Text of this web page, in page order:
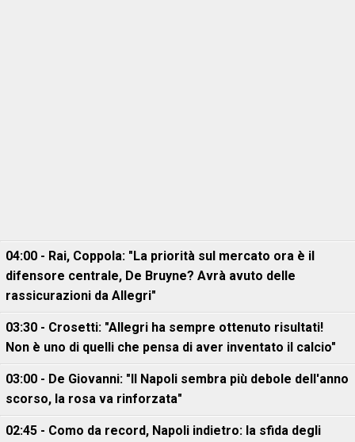
04:00 - Rai, Coppola: "La priorità sul mercato ora è il
difensore centrale, De Bruyne? Avrà avuto delle
rassicurazioni da Allegri"
03:30 - Crosetti: "Allegri ha sempre ottenuto risultati!
Non è uno di quelli che pensa di aver inventato il calcio"
03:00 - De Giovanni: "Il Napoli sembra più debole dell'anno
scorso, la rosa va rinforzata"
02:45 - Como da record, Napoli indietro: la sfida degli